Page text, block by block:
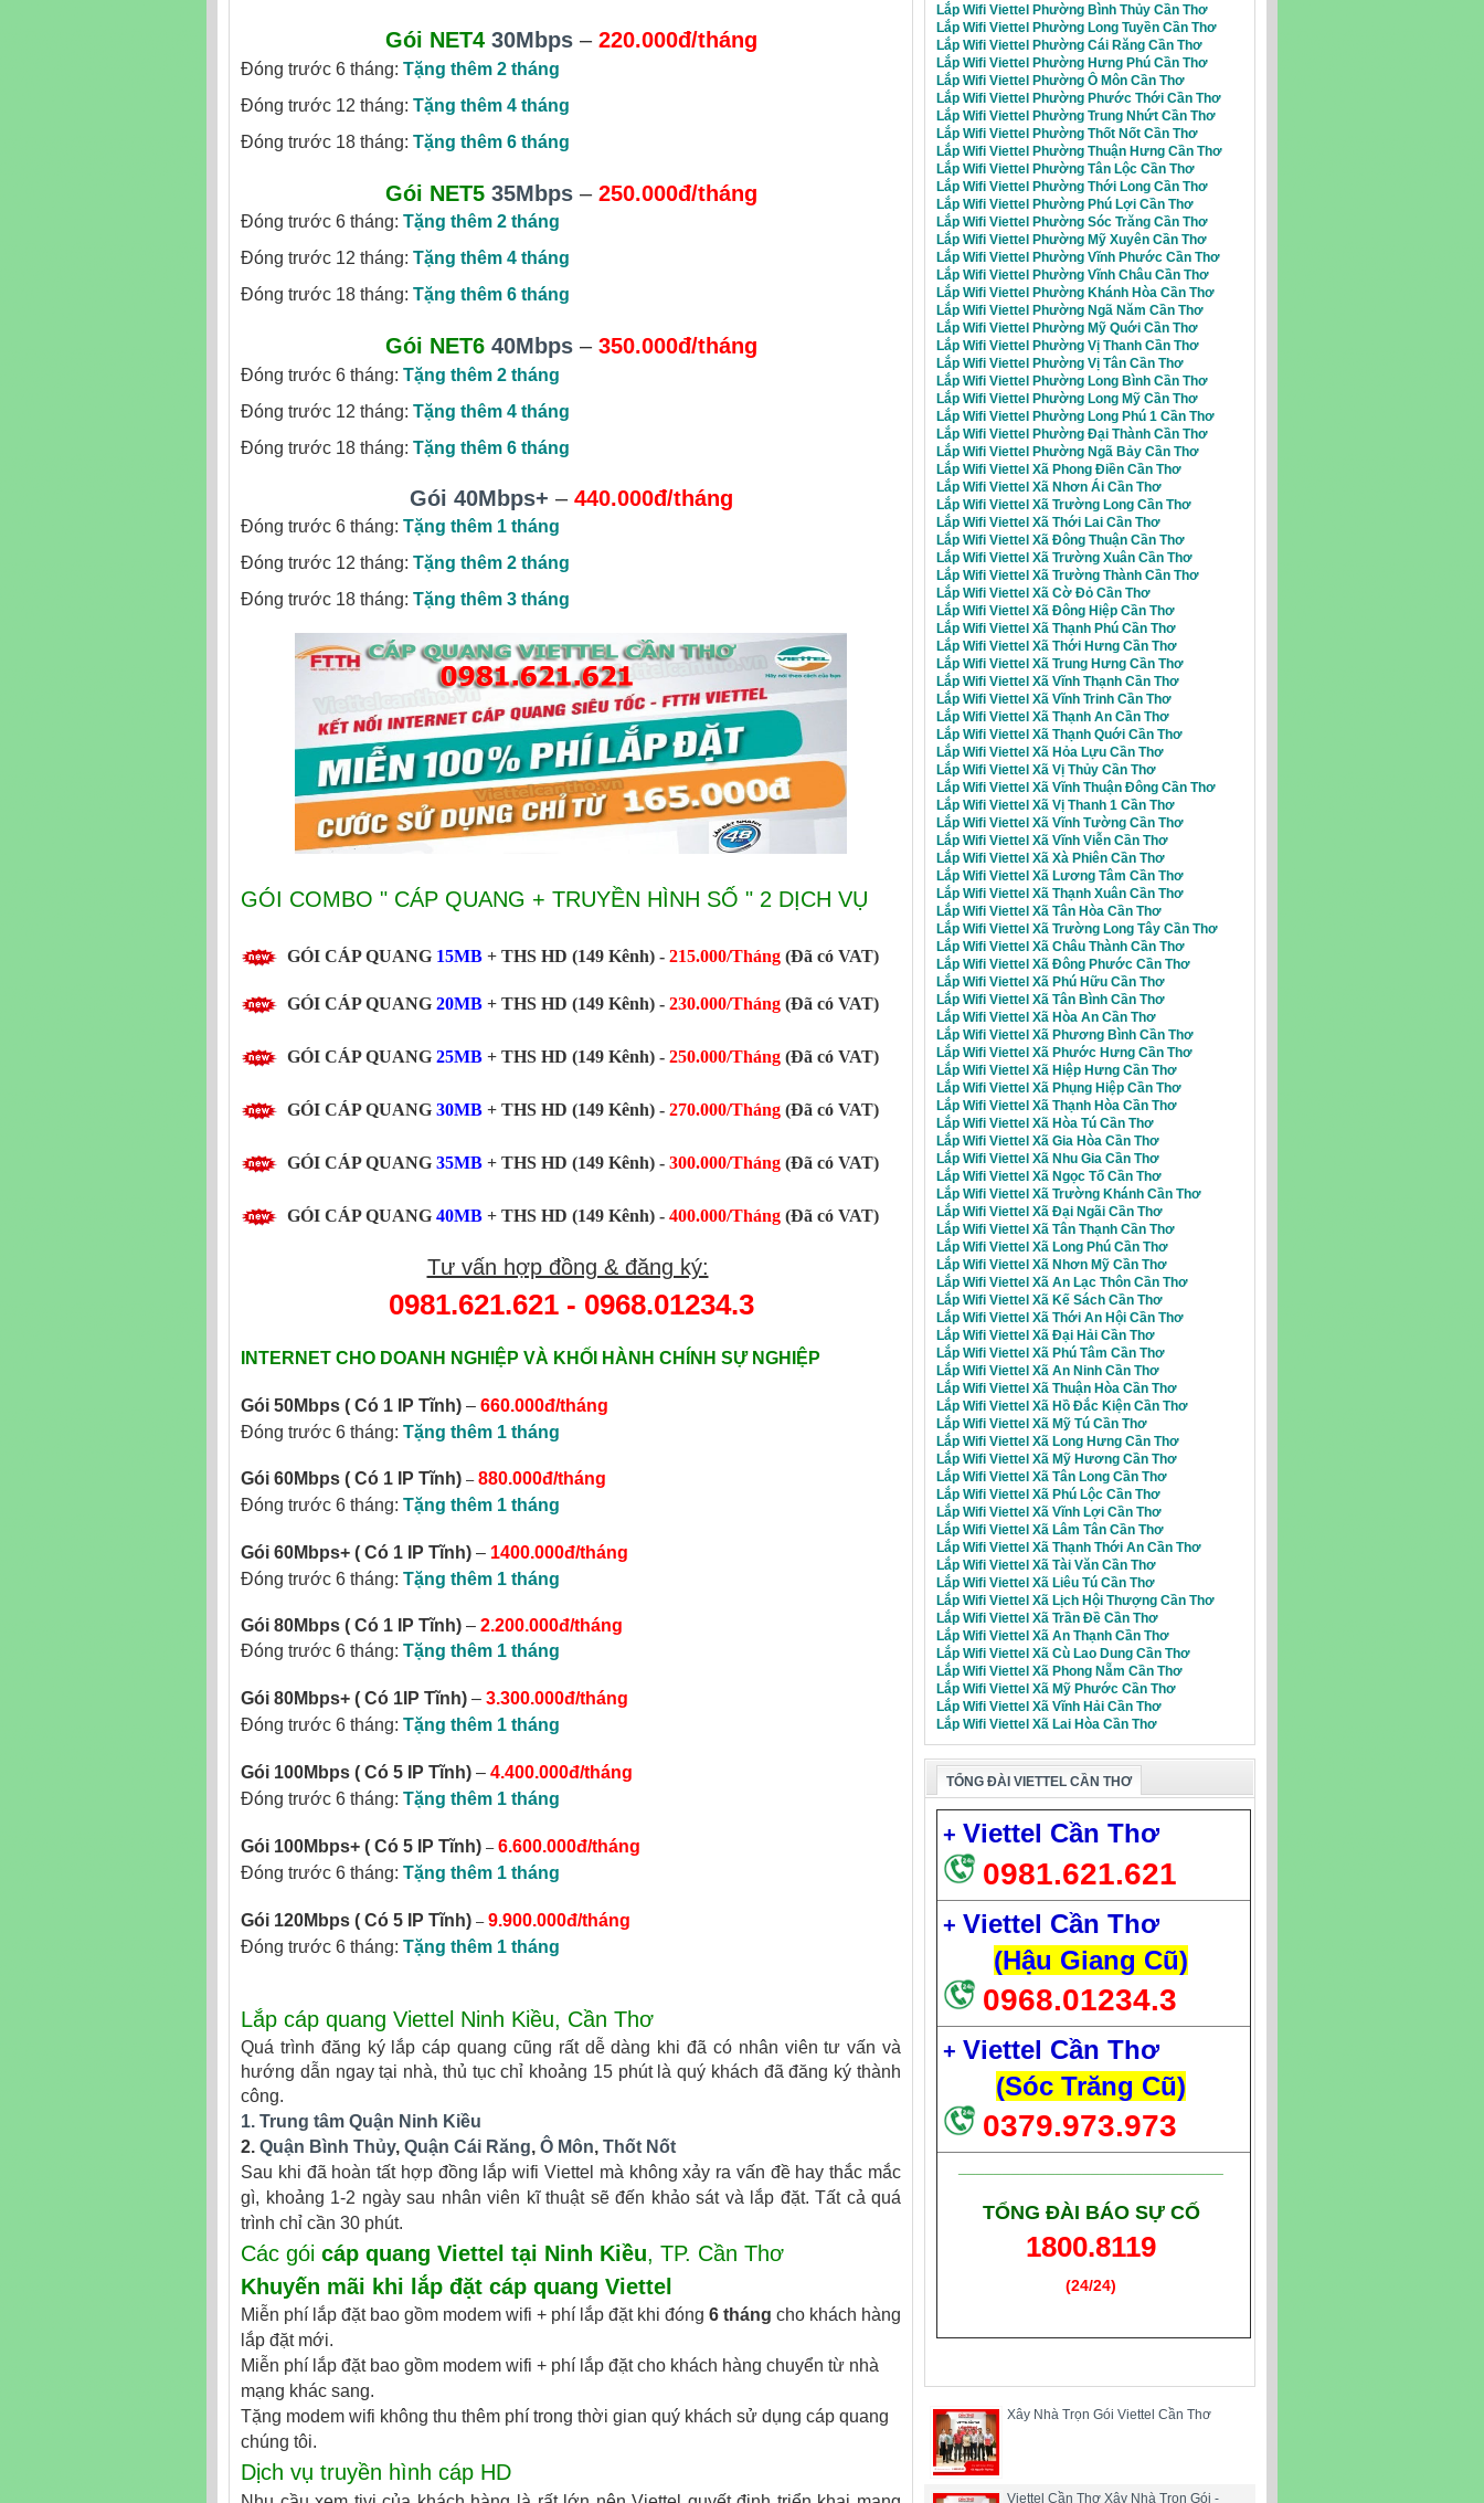
Gói NET430Mbps– 220.000đ/tháng
Đóng trước 6 tháng: Tặng thêm 2 tháng
Đóng trước 12 tháng: Tặng thêm 4 tháng
Đóng trước 18 tháng: Tặng thêm 6 tháng
Gói NET535Mbps– 250.000đ/tháng
Đóng trước 6 tháng: Tặng thêm 2 tháng
Đóng trước 12 tháng: Tặng thêm 4 tháng
Đóng trước 18 tháng: Tặng thêm 6 tháng
Gói NET640Mbps– 350.000đ/tháng
Đóng trước 6 tháng: Tặng thêm 2 tháng
Đóng trước 12 tháng: Tặng thêm 4 tháng
Đóng trước 18 tháng: Tặng thêm 6 tháng
Gói 40Mbps+ – 440.000đ/tháng
Đóng trước 6 tháng: Tặng thêm 1 tháng
Đóng trước 12 tháng: Tặng thêm 2 tháng
Đóng trước 18 tháng: Tặng thêm 3 tháng
GÓI COMBO " CÁP QUANG + TRUYỀN HÌNH SỐ " 2 DỊCH VỤ
GÓI CÁP QUANG 15MB + THS HD (149 Kênh) - 215.000/Tháng (Đã có VAT)
GÓI CÁP QUANG 20MB + THS HD (149 Kênh) - 230.000/Tháng (Đã có VAT)
GÓI CÁP QUANG 25MB + THS HD (149 Kênh) - 250.000/Tháng (Đã có VAT)
GÓI CÁP QUANG 30MB + THS HD (149 Kênh) - 270.000/Tháng (Đã có VAT)
GÓI CÁP QUANG 35MB + THS HD (149 Kênh) - 300.000/Tháng (Đã có VAT)
GÓI CÁP QUANG 40MB + THS HD (149 Kênh) - 400.000/Tháng (Đã có VAT)
Tư vấn hợp đồng & đăng ký:
0981.621.621- 0968.01234.3
INTERNET CHO DOANH NGHIỆP VÀ KHỐI HÀNH CHÍNH SỰ NGHIỆP
Gói 50Mbps ( Có 1 IP Tĩnh) – 660.000đ/tháng
Đóng trước 6 tháng: Tặng thêm 1 tháng
Gói 60Mbps ( Có 1 IP Tĩnh) –880.000đ/tháng
Đóng trước 6 tháng: Tặng thêm 1 tháng
Gói 60Mbps+ ( Có 1 IP Tĩnh) – 1400.000đ/tháng
Đóng trước 6 tháng: Tặng thêm 1 tháng
Gói 80Mbps ( Có 1 IP Tĩnh) – 2.200.000đ/tháng
Đóng trước 6 tháng: Tặng thêm 1 tháng
Gói 80Mbps+ ( Có 1IP Tĩnh) – 3.300.000đ/tháng
Đóng trước 6 tháng: Tặng thêm 1 tháng
Gói 100Mbps ( Có 5 IP Tĩnh) – 4.400.000đ/tháng
Đóng trước 6 tháng: Tặng thêm 1 tháng
Gói 100Mbps+ ( Có 5 IP Tĩnh) –6.600.000đ/tháng
Đóng trước 6 tháng: Tặng thêm 1 tháng
Gói 120Mbps ( Có 5 IP Tĩnh) –9.900.000đ/tháng
Đóng trước 6 tháng: Tặng thêm 1 tháng
Lắp cáp quang Viettel Ninh Kiều, Cần Thơ
Quá trình đăng ký lắp cáp quang cũng rất dễ dàng khi đã có nhân viên tư vấn và
hướng dẫn ngay tại nhà, thủ tục chỉ khoảng 15 phút là quý khách đã đăng ký thành
công.
1. Trung tâm Quận Ninh Kiều
2. Quận Bình Thủy, Quận Cái Răng, Ô Môn, Thốt Nốt
Sau khi đã hoàn tất hợp đồng lắp wifi Viettel mà không xảy ra vấn đề hay thắc mắc
gì, khoảng 1-2 ngày sau nhân viên kĩ thuật sẽ đến khảo sát và lắp đặt. Tất cả quá
trình chỉ cần 30 phút.
Các gói cáp quang Viettel tại Ninh Kiều, TP. Cần Thơ
Khuyến mãi khi lắp đặt cáp quang Viettel
Miễn phí lắp đặt bao gồm modem wifi + phí lắp đặt khi đóng 6 tháng cho khách hàng
lắp đặt mới.
Miễn phí lắp đặt bao gồm modem wifi + phí lắp đặt cho khách hàng chuyển từ nhà
mạng khác sang.
Tặng modem wifi không thu thêm phí trong thời gian quý khách sử dụng cáp quang
chúng tôi.
Dịch vụ truyền hình cáp HD
Lắp Wifi Viettel Phường Bình Thủy Cần Thơ
Lắp Wifi Viettel Phường Long Tuyền Cần Thơ
Lắp Wifi Viettel Phường Cái Răng Cần Thơ
Lắp Wifi Viettel Phường Hưng Phú Cần Thơ
Lắp Wifi Viettel Phường Ô Môn Cần Thơ
Lắp Wifi Viettel Phường Phước Thới Cần Thơ
Lắp Wifi Viettel Phường Trung Nhứt Cần Thơ
Lắp Wifi Viettel Phường Thốt Nốt Cần Thơ
Lắp Wifi Viettel Phường Thuận Hưng Cần Thơ
Lắp Wifi Viettel Phường Tân Lộc Cần Thơ
Lắp Wifi Viettel Phường Thới Long Cần Thơ
Lắp Wifi Viettel Phường Phú Lợi Cần Thơ
Lắp Wifi Viettel Phường Sóc Trăng Cần Thơ
Lắp Wifi Viettel Phường Mỹ Xuyên Cần Thơ
Lắp Wifi Viettel Phường Vĩnh Phước Cần Thơ
Lắp Wifi Viettel Phường Vĩnh Châu Cần Thơ
Lắp Wifi Viettel Phường Khánh Hòa Cần Thơ
Lắp Wifi Viettel Phường Ngã Năm Cần Thơ
Lắp Wifi Viettel Phường Mỹ Quới Cần Thơ
Lắp Wifi Viettel Phường Vị Thanh Cần Thơ
Lắp Wifi Viettel Phường Vị Tân Cần Thơ
Lắp Wifi Viettel Phường Long Bình Cần Thơ
Lắp Wifi Viettel Phường Long Mỹ Cần Thơ
Lắp Wifi Viettel Phường Long Phú 1 Cần Thơ
Lắp Wifi Viettel Phường Đại Thành Cần Thơ
Lắp Wifi Viettel Phường Ngã Bảy Cần Thơ
Lắp Wifi Viettel Xã Phong Điền Cần Thơ
Lắp Wifi Viettel Xã Nhơn Ái Cần Thơ
Lắp Wifi Viettel Xã Trường Long Cần Thơ
Lắp Wifi Viettel Xã Thới Lai Cần Thơ
Lắp Wifi Viettel Xã Đông Thuận Cần Thơ
Lắp Wifi Viettel Xã Trường Xuân Cần Thơ
Lắp Wifi Viettel Xã Trường Thành Cần Thơ
Lắp Wifi Viettel Xã Cờ Đỏ Cần Thơ
Lắp Wifi Viettel Xã Đông Hiệp Cần Thơ
Lắp Wifi Viettel Xã Thạnh Phú Cần Thơ
Lắp Wifi Viettel Xã Thới Hưng Cần Thơ
Lắp Wifi Viettel Xã Trung Hưng Cần Thơ
Lắp Wifi Viettel Xã Vĩnh Thạnh Cần Thơ
Lắp Wifi Viettel Xã Vĩnh Trinh Cần Thơ
Lắp Wifi Viettel Xã Thạnh An Cần Thơ
Lắp Wifi Viettel Xã Thạnh Quới Cần Thơ
Lắp Wifi Viettel Xã Hỏa Lựu Cần Thơ
Lắp Wifi Viettel Xã Vị Thủy Cần Thơ
Lắp Wifi Viettel Xã Vĩnh Thuận Đông Cần Thơ
Lắp Wifi Viettel Xã Vị Thanh 1 Cần Thơ
Lắp Wifi Viettel Xã Vĩnh Tường Cần Thơ
Lắp Wifi Viettel Xã Vĩnh Viễn Cần Thơ
Lắp Wifi Viettel Xã Xà Phiên Cần Thơ
Lắp Wifi Viettel Xã Lương Tâm Cần Thơ
Lắp Wifi Viettel Xã Thạnh Xuân Cần Thơ
Lắp Wifi Viettel Xã Tân Hòa Cần Thơ
Lắp Wifi Viettel Xã Trường Long Tây Cần Thơ
Lắp Wifi Viettel Xã Châu Thành Cần Thơ
Lắp Wifi Viettel Xã Đông Phước Cần Thơ
Lắp Wifi Viettel Xã Phú Hữu Cần Thơ
Lắp Wifi Viettel Xã Tân Bình Cần Thơ
Lắp Wifi Viettel Xã Hòa An Cần Thơ
Lắp Wifi Viettel Xã Phương Bình Cần Thơ
Lắp Wifi Viettel Xã Phước Hưng Cần Thơ
Lắp Wifi Viettel Xã Hiệp Hưng Cần Thơ
Lắp Wifi Viettel Xã Phụng Hiệp Cần Thơ
Lắp Wifi Viettel Xã Thạnh Hòa Cần Thơ
Lắp Wifi Viettel Xã Hòa Tú Cần Thơ
Lắp Wifi Viettel Xã Gia Hòa Cần Thơ
Lắp Wifi Viettel Xã Nhu Gia Cần Thơ
Lắp Wifi Viettel Xã Ngọc Tố Cần Thơ
Lắp Wifi Viettel Xã Trường Khánh Cần Thơ
Lắp Wifi Viettel Xã Đại Ngãi Cần Thơ
Lắp Wifi Viettel Xã Tân Thạnh Cần Thơ
Lắp Wifi Viettel Xã Long Phú Cần Thơ
Lắp Wifi Viettel Xã Nhơn Mỹ Cần Thơ
Lắp Wifi Viettel Xã An Lạc Thôn Cần Thơ
Lắp Wifi Viettel Xã Kế Sách Cần Thơ
Lắp Wifi Viettel Xã Thới An Hội Cần Thơ
Lắp Wifi Viettel Xã Đại Hải Cần Thơ
Lắp Wifi Viettel Xã Phú Tâm Cần Thơ
Lắp Wifi Viettel Xã An Ninh Cần Thơ
Lắp Wifi Viettel Xã Thuận Hòa Cần Thơ
Lắp Wifi Viettel Xã Hồ Đắc Kiện Cần Thơ
Lắp Wifi Viettel Xã Mỹ Tú Cần Thơ
Lắp Wifi Viettel Xã Long Hưng Cần Thơ
Lắp Wifi Viettel Xã Mỹ Hương Cần Thơ
Lắp Wifi Viettel Xã Tân Long Cần Thơ
Lắp Wifi Viettel Xã Phú Lộc Cần Thơ
Lắp Wifi Viettel Xã Vĩnh Lợi Cần Thơ
Lắp Wifi Viettel Xã Lâm Tân Cần Thơ
Lắp Wifi Viettel Xã Thạnh Thới An Cần Thơ
Lắp Wifi Viettel Xã Tài Văn Cần Thơ
Lắp Wifi Viettel Xã Liêu Tú Cần Thơ
Lắp Wifi Viettel Xã Lịch Hội Thượng Cần Thơ
Lắp Wifi Viettel Xã Trần Đề Cần Thơ
Lắp Wifi Viettel Xã An Thạnh Cần Thơ
Lắp Wifi Viettel Xã Cù Lao Dung Cần Thơ
Lắp Wifi Viettel Xã Phong Nẵm Cần Thơ
Lắp Wifi Viettel Xã Mỹ Phước Cần Thơ
Lắp Wifi Viettel Xã Vĩnh Hải Cần Thơ
Lắp Wifi Viettel Xã Lai Hòa Cần Thơ
TỔNG ĐÀI VIETTEL CẦN THƠ
+ Viettel Cần Thơ
0981.621.621
+ Viettel Cần Thơ
(Hậu Giang Cũ)
0968.01234.3
+ Viettel Cần Thơ
(Sóc Trăng Cũ)
0379.973.973
TỔNG ĐÀI BÁO SỰ CỐ
1800.8119
(24/24)
Xây Nhà Trọn Gói Viettel Cần Thơ
Viettel Cần Thơ Xây Nhà Trọn Gói -